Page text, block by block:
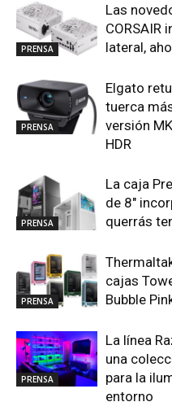
PRENSA
Las
CORSAIR
lateral,
PRENSA
Elgato
tuerca
versión
HDR
PRENSA
La caja
de 8″
querrás
PRENSA
cajas
Bubble
PRENSA
La línea
una
para la
entorno